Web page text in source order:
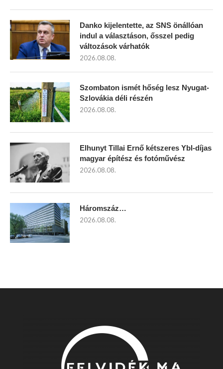
Danko kijelentette, az SNS önállóan
indul a választáson, ősszel pedig
változások várhatók
2026.08.08.
Szombaton ismét hőség lesz Nyugat-
Szlovákia déli részén
2026.08.08.
Elhunyt Tillai Ernő kétszeres Ybl-díjas
magyar építész és fotóművész
2026.08.08.
Háromszáz…
2026.08.08.